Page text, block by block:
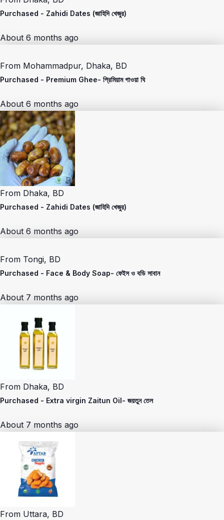
Purchased - Zahidi Dates (জাহিদি খেজুর)
About 6 months ago
From Mohammadpur, Dhaka, BD
Purchased - Premium Ghee- প্রিমিয়াম গাওয়া ঘি
About 6 months ago
From Dhaka, BD
Purchased - Zahidi Dates (জাহিদি খেজুর)
About 6 months ago
From Tongi, BD
Purchased - Face & Body Soap- ফেইস ও বডি সাবান
About 7 months ago
From Dhaka, BD
Purchased - Extra virgin Zaitun Oil- জয়তুন তেল
About 7 months ago
From Uttara, BD